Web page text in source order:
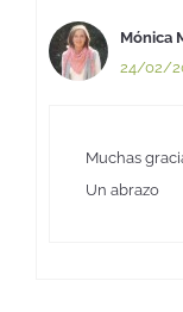
Mónica
24/02/
Muchas
Un abrazo